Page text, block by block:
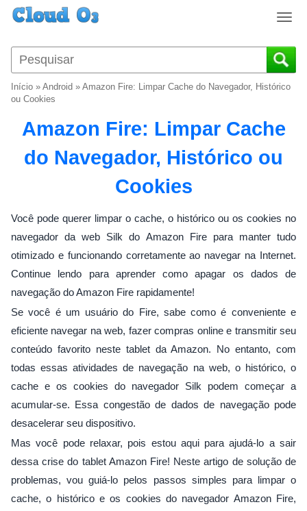
T
g
g
a
i
Início » Android » Amazon Fire: Limpar Cache do Navegador, Histórico
ou Cookies
Amazon Fire: Limpar Cache
do Navegador, Histórico ou
Cookies
Você pode querer limpar o cache, o histórico ou os cookies no
navegador da web Silk do Amazon Fire para manter tudo
otimizado e funcionando corretamente ao navegar na Internet.
Continue lendo para aprender como apagar os dados de
navegação do Amazon Fire rapidamente!
Se você é um usuário do Fire, sabe como é conveniente e
eficiente navegar na web, fazer compras online e transmitir seu
conteúdo favorito neste tablet da Amazon. No entanto, com
todas essas atividades de navegação na web, o histórico, o
cache e os cookies do navegador Silk podem começar a
acumular-se. Essa congestão de dados de navegação pode
desacelerar seu dispositivo.
Mas você pode relaxar, pois estou aqui para ajudá-lo a sair
dessa crise do tablet Amazon Fire! Neste artigo de solução de
problemas, vou guiá-lo pelos passos simples para limpar o
cache, o histórico e os cookies do navegador Amazon Fire,